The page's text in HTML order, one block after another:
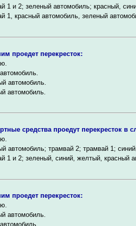
1 и 2; зеленый автомобиль; красный,
1, красный автомобиль, зеленый
проедет перекресток:
автомобиль.
автомобиль.
средства проедут перекресток в
автомобиль; трамвай 2; трамвай 1;
1 и 2; зеленый, синий, желтый, красный
проедет перекресток:
автомобиль.